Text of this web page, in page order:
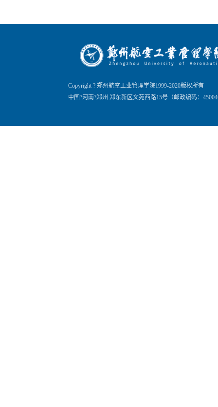
Copyright ? 郑州航空工业管理学院1999-2020版权所有
中国?河南?郑州 郑东新区文苑西路15号（邮政编码：